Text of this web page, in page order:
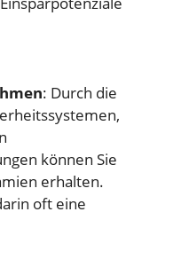
: Durch die
können Sie
erhalten.
oft eine